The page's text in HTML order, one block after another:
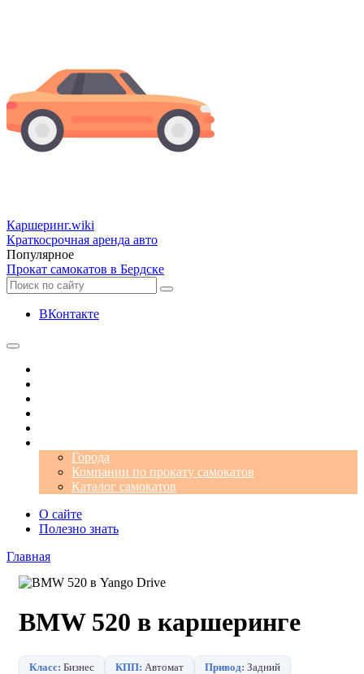
Каршеринг.wiki
Краткосрочная аренда авто
Популярное
Прокат самокатов в Бердске
ВКонтакте
Города
Компании по прокату самокатов
Каталог самокатов
О сайте
Полезно знать
Главная
BMW 520 в каршеринге
Класс: Бизнес КПП: Автомат Привод: Задний